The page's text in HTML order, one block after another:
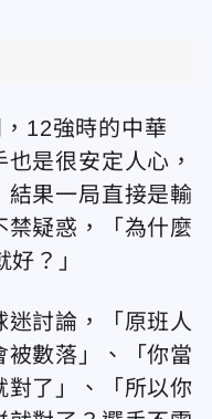
12強時的中華
是很安定人心，
結果一局直接是輸
禁疑惑，「為什麼
？」
討論，「原班人
被數落」、「你當
了」、「所以你